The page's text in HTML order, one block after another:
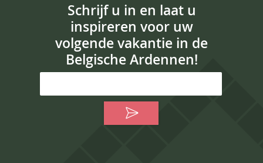
Schrijf u in en laat u
inspireren voor uw
volgende vakantie in de
Belgische Ardennen!